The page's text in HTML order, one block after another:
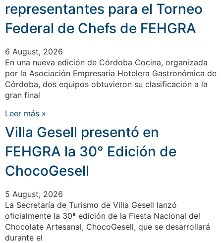
representantes para el Torneo
Federal de Chefs de FEHGRA
6 August, 2026
En una nueva edición de Córdoba Cocina, organizada
por la Asociación Empresaria Hotelera Gastronómica de
Córdoba, dos equipos obtuvieron su clasificación a la
gran final
Leer más »
Villa Gesell presentó en
FEHGRA la 30° Edición de
ChocoGesell
5 August, 2026
La Secretaría de Turismo de Villa Gesell lanzó
oficialmente la 30ª edición de la Fiesta Nacional del
Chocolate Artesanal, ChocoGesell, que se desarrollará
durante el